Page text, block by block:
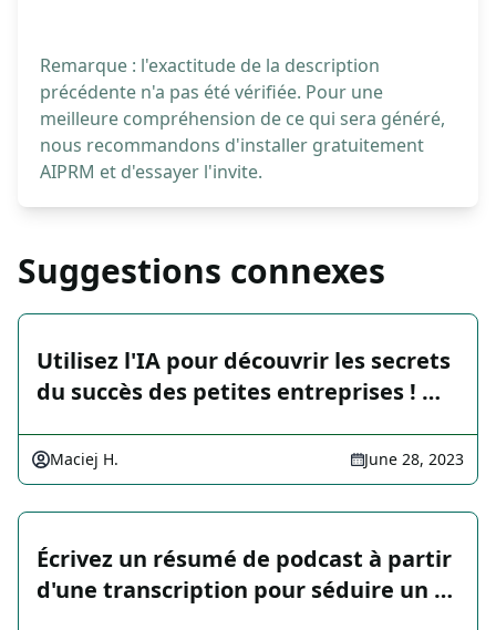
Remarque : l'exactitude de la description
précédente n'a pas été vérifiée. Pour une
meilleure compréhension de ce qui sera généré,
nous recommandons d'installer gratuitement
AIPRM et d'essayer l'invite.
Suggestions connexes
Utilisez l'IA pour découvrir les secrets
du succès des petites entreprises ! …
Maciej H. June 28, 2023
Écrivez un résumé de podcast à partir
d'une transcription pour séduire un …